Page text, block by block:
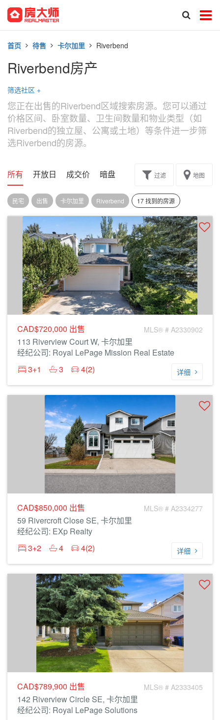
首页 待售 卡尔加里 Riverbend
Riverbend房产
筛选社区 +
您正在出售的Riverbend区域搜索房源。您可以通过
价格区间、卧室数量、卫生间数量和物业类型（如
Riverbend的独立屋、公寓或土地）等条件进一步筛
选Riverbend的房源。
所有 开放日 成交价 暗盘 楼花转让过滤 地图
民宅 出售 卡尔加里 Riverbend 17 找到的房源
CAD$720,000 出售 MLS® # A2330902
113 Riverview Court W, 卡尔加里
经纪公司: Royal LePage Mission Real Estate
3+1
3 4(2) 详细
CAD$850,000 出售 MLS® # A2334277
59 Rivercroft Close SE, 卡尔加里
经纪公司: EXp Realty
3+2
4 4(2) 详细
CAD$789,900 出售 MLS® # A2333405
142 Riverview Circle SE, 卡尔加里
经纪公司: Royal LePage Solutions